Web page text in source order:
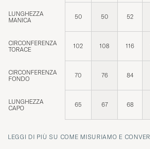
LUNGHEZZA
MANICA
50 50 52
CIRCONFERENZA
TORACE
102 108 116
CIRCONFERENZA
FONDO
70 76 84
LUNGHEZZA
CAPO
65 67 68
LEGGI DI PIÙ SU COME MISURIAMO E